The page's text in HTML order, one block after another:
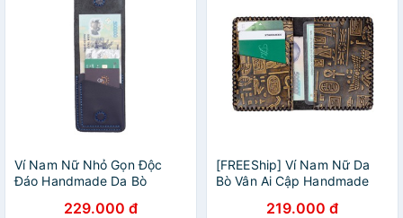
Ví Nam Nữ Nhỏ Gọn Độc
Đáo Handmade Da Bò
229.000 đ
[FREEShip] Ví Nam Nữ Da
Bò Vân Ai Cập Handmade
219.000 đ